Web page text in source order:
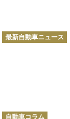
カ
テ
最新自動車ニュース
カ自動車コラム